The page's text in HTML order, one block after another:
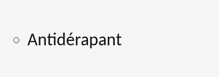
Antidérapant